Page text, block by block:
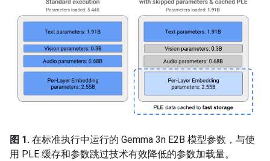
图 1. 在标准执行中运行的 Gemma 3n E2B 模型参数，与使
用 PLE 缓存和参数跳过技术有效降低的参数加载量。